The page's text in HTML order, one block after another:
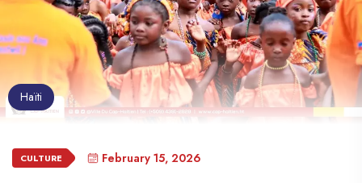
Haïti
CULTURE February 15, 2026